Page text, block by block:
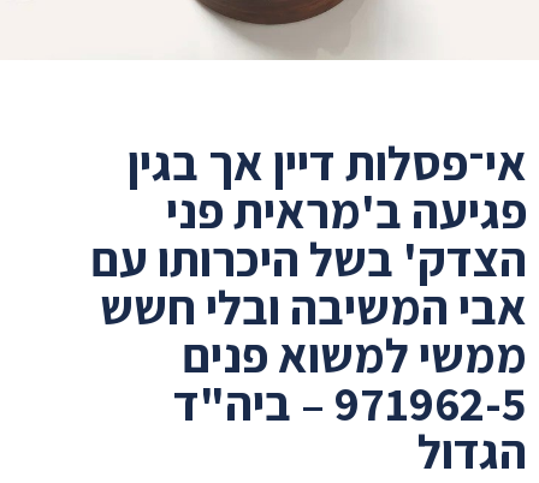
אי־פסלות דיין אך בגין
פגיעה ב'מראית פני
הצדק' בשל היכרותו עם
אבי המשיבה ובלי חשש
ממשי למשוא פנים
971962-5 – ביה"ד
הגדול